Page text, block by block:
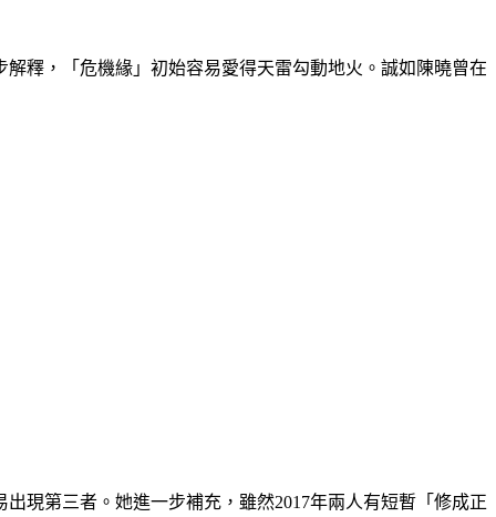
釋，「危機緣」初始容易愛得天雷勾動地火。誠如陳曉曾在
現第三者。她進一步補充，雖然2017年兩人有短暫「修成正